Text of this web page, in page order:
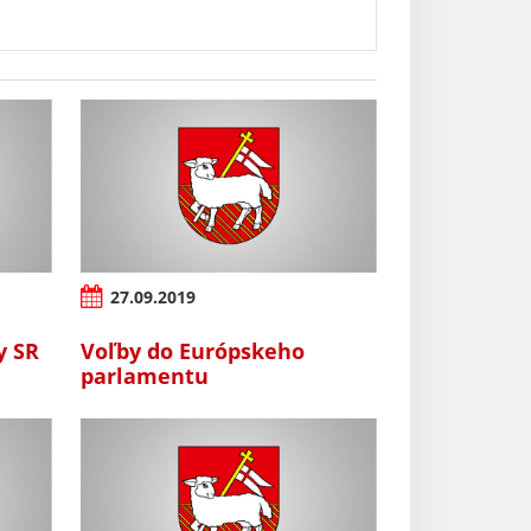
SR
27.09.2019
Voľby do Európskeho
parlamentu